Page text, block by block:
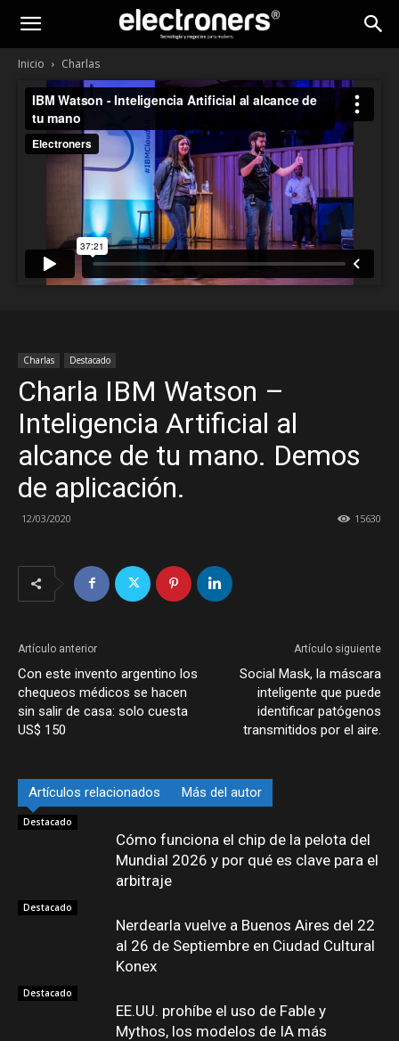
Inicio Charlas
Charlas Destacado
Charla IBM Watson –
Inteligencia Artificial al
alcance de tu mano. Demos
de aplicación.
12/03/2020 15630
Artículo anterior
Con este invento argentino los
chequeos médicos se hacen
sin salir de casa: solo cuesta
US$ 150
Artículo siguiente
Social Mask, la máscara
inteligente que puede
identificar patógenos
transmitidos por el aire.
Artículos relacionados Más del autor
Destacado
Cómo funciona el chip de la pelota del
Mundial 2026 y por qué es clave para el
arbitraje
Destacado
Nerdearla vuelve a Buenos Aires del 22
al 26 de Septiembre en Ciudad Cultural
Konex
Destacado
EE.UU. prohíbe el uso de Fable y
Mythos, los modelos de IA más